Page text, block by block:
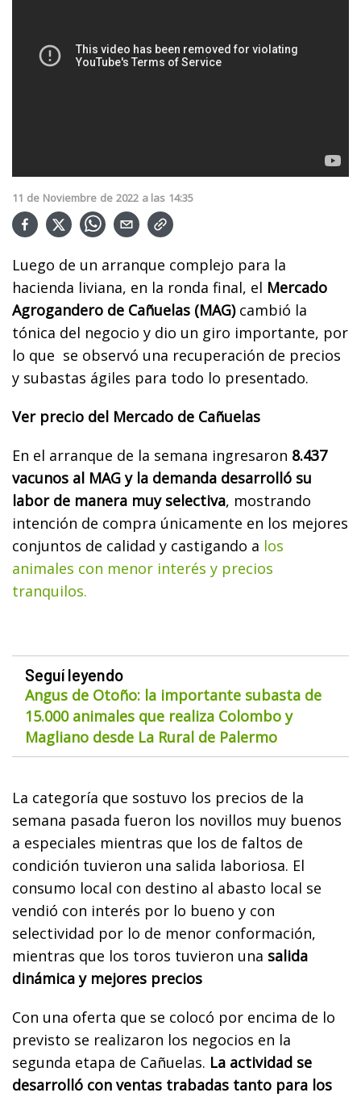
11 de Noviembre de 2022 a las 14:35
Luego de un arranque complejo para la
hacienda liviana, en la ronda final, el Mercado
Agrogandero de Cañuelas (MAG)cambió la
tónica del negocio y dio un giro importante, por
lo que se observó una recuperación de precios
y subastas ágiles para todo lo presentado.
Ver precio del Mercado de Cañuelas
En el arranque de la semana ingresaron 8.437
vacunos al MAG y la demanda desarrolló su
labor de manera muy selectiva, mostrando
intención de compra únicamente en los mejores
conjuntos de calidad y castigando a los
animales con menor interés y precios
tranquilos.
Seguí leyendo
Angus de Otoño: la importante subasta de
15.000 animales que realiza Colombo y
Magliano desde La Rural de Palermo
La categoría que sostuvo los precios de la
semana pasada fueron los novillos muy buenos
a especiales mientras que los de faltos de
condición tuvieron una salida laboriosa. El
consumo local con destino al abasto local se
vendió con interés por lo bueno y con
selectividad por lo de menor conformación,
mientras que los toros tuvieron una salida
dinámica y mejores precios
Con una oferta que se colocó por encima de lo
previsto se realizaron los negocios en la
segunda etapa de Cañuelas. La actividad se
desarrolló con ventas trabadas tanto para los